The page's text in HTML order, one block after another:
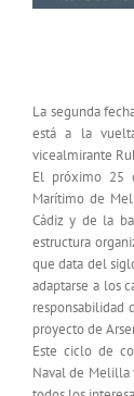
La segunda
está a la
vicealmirante
El próximo 25
Marítimo de
Cádiz y de la
estructura
que data del
adaptarse a los
responsabilidad
proyecto de
Este ciclo de
Naval de Melilla